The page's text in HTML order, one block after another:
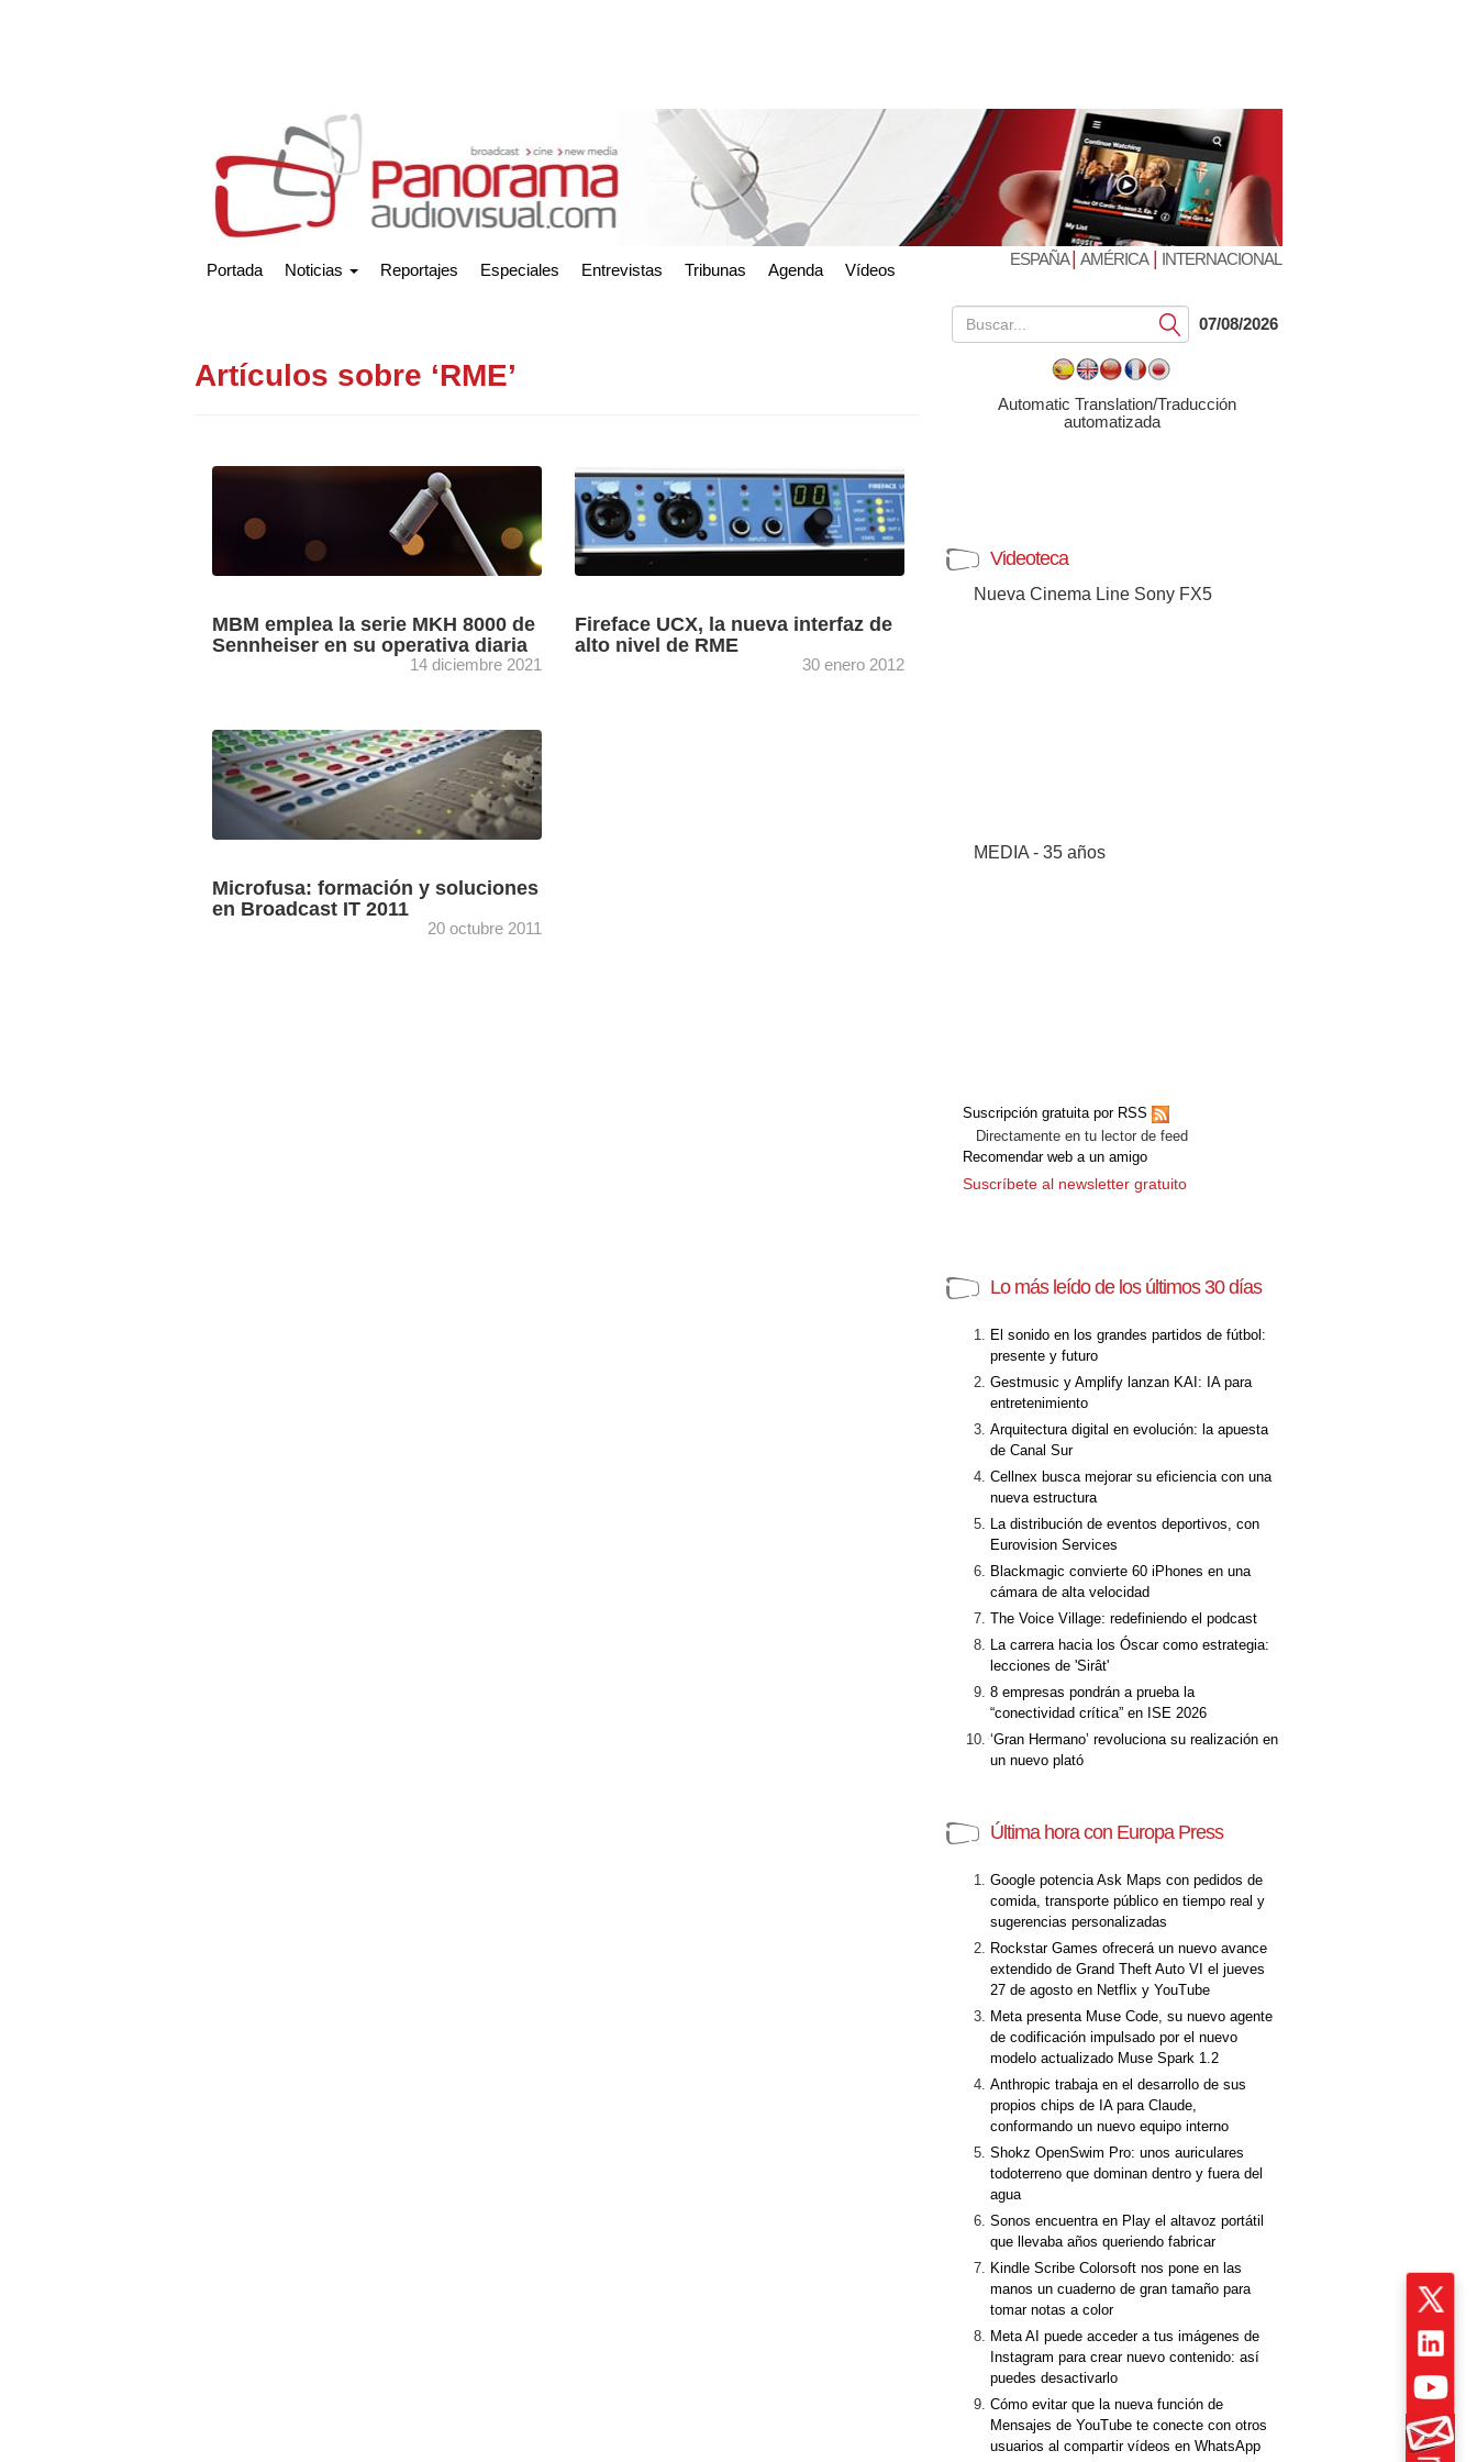
Portada Noticias Reportajes Especiales Entrevistas Tribunas Agenda Vídeos
ESPAÑA| AMÉRICA| INTERNACIONAL
Artículos sobre ‘RME’
MBM emplea la serie MKH 8000 de
Sennheiser en su operativa diaria
14 diciembre 2021
Los micrófonos de condensador RF de la
serie MKH 8000 de Sennheiser son utilizados
regularmente por MBM (Mielke Bergfeld
Musikproduktion), compañía especializada en
la grabación de ...
Fireface UCX, la nueva interfaz de
alto nivel de RME
30 enero 2012
Microfusa: formación y soluciones
en Broadcast IT 2011
20 octubre 2011
Submit07/08/2026
Automatic Translation/Traducción
automatizada
Videoteca
Nueva Cinema Line Sony FX5
MEDIA - 35 años
Suscripción gratuita por RSS
Directamente en tu lector de feed
Recomendar web a un amigo
Suscríbete al newsletter gratuito
Lo más leído de los últimos 30 días
El sonido en los grandes partidos de fútbol:
presente y futuro
Gestmusic y Amplify lanzan KAI: IA para
entretenimiento
Arquitectura digital en evolución: la apuesta
de Canal Sur
Cellnex busca mejorar su eficiencia con una
nueva estructura
La distribución de eventos deportivos, con
Eurovision Services
Blackmagic convierte 60 iPhones en una
cámara de alta velocidad
The Voice Village: redefiniendo el podcast
La carrera hacia los Óscar como estrategia:
lecciones de 'Sirât'
8 empresas pondrán a prueba la
“conectividad crítica” en ISE 2026
‘Gran Hermano’ revoluciona su realización en
un nuevo plató
Última hora con Europa Press
Google potencia Ask Maps con pedidos de
comida, transporte público en tiempo real y
sugerencias personalizadas
Rockstar Games ofrecerá un nuevo avance
extendido de Grand Theft Auto VI el jueves
27 de agosto en Netflix y YouTube
Meta presenta Muse Code, su nuevo agente
de codificación impulsado por el nuevo
modelo actualizado Muse Spark 1.2
Anthropic trabaja en el desarrollo de sus
propios chips de IA para Claude,
conformando un nuevo equipo interno
Shokz OpenSwim Pro: unos auriculares
todoterreno que dominan dentro y fuera del
agua
Sonos encuentra en Play el altavoz portátil
que llevaba años queriendo fabricar
Kindle Scribe Colorsoft nos pone en las
manos un cuaderno de gran tamaño para
tomar notas a color
Meta AI puede acceder a tus imágenes de
Instagram para crear nuevo contenido: así
puedes desactivarlo
Cómo evitar que la nueva función de
Mensajes de YouTube te conecte con otros
usuarios al compartir vídeos en WhatsApp